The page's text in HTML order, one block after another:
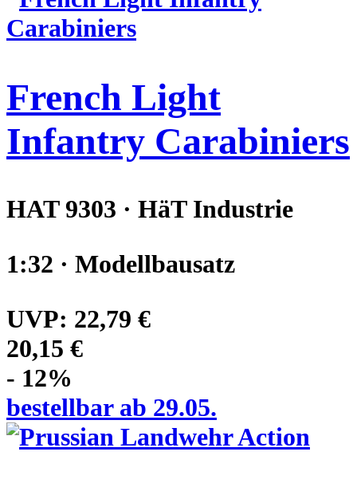
French Light
Infantry Carabiniers
HAT 9303 · HäT Industrie
1:32 · Modellbausatz
UVP: 22,79 €
20,15 €
- 12%
bestellbar ab 29.05.